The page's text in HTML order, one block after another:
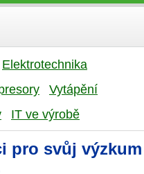
Elektrotechnika
Vytápění
IT ve výrobě
pro svůj výzkum